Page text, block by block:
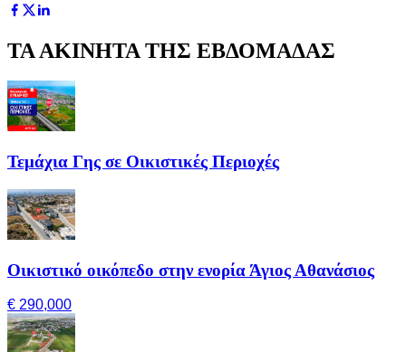
ΤΑ ΑΚΙΝΗΤΑ ΤΗΣ ΕΒΔΟΜΑΔΑΣ
Τεμάχια Γης σε Οικιστικές Περιοχές
Οικιστικό οικόπεδο στην ενορία Άγιος Αθανάσιος
€ 290,000